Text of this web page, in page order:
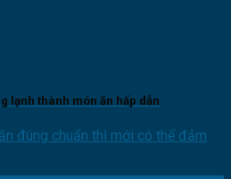
lạnh thành món ăn hấp dẫn
đúng chuẩn thì mới có thể đảm